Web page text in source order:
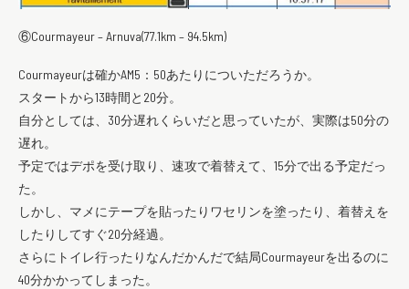
⑥Courmayeur – Arnuva(77.1km – 94.5km)
Courmayeurは確かAM5：50あたりについただろうか。
スタートから13時間と20分。
自分としては、30分遅れくらいだと思っていたが、実際は50分の
遅れ。
予定ではデポを受け取り、速攻で着替えて、15分で出る予定だっ
た。
しかし、マメにテープを貼ったりワセリンを塗ったり、着替えを
したりしてすぐ20分経過。
さらにトイレ行ったりなんだかんだで結局Courmayeurを出るのに
40分かかってしまった。